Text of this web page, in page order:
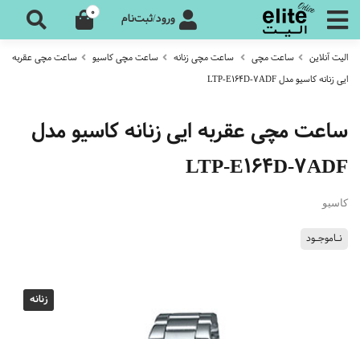
ورود/ثبت‌نام 0
الیت آنلاین ساعت مچی ساعت مچی زنانه ساعت مچی کاسیو
ساعت مچی عقربه
ایی زنانه کاسیو مدل LTP-E164D-7ADF
ساعت مچی عقربه ایی زنانه کاسیو مدل
LTP-E164D-7ADF
کاسیو
نـاموجـود
زنانه